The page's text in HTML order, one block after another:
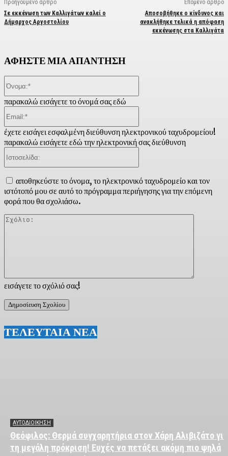
Προηγούμενο άρθρο
Σε εκκένωση των Καλλιγάτων καλεί ο
Δήμαρχος Αργοστολίου
Επόμενο άρθρο
Αποσοβήθηκε ο κίνδυνος και
ανακλήθηκε τελικά η απόφαση
εκκένωσης στα Καλλιγάτα
ΑΦΗΣΤΕ ΜΙΑ ΑΠΑΝΤΗΣΗ
εισάγετε το σχόλιό σας!
παρακαλώ εισάγετε το όνομά σας εδώ
έχετε εισάγει εσφαλμένη διεύθυνση ηλεκτρονικού ταχυδρομείου!
παρακαλώ εισάγετε εδώ την ηλεκτρονική σας διεύθυνση
αποθηκεύστε το όνομα, το ηλεκτρονικό ταχυδρομείο και τον
ιστότοπό μου σε αυτό το πρόγραμμα περιήγησης για την επόμενη
φορά που θα σχολιάσω.
ΤΕΛΕΥΤΑΙΑ ΝΕΑ
ΑΥΤΟΔΙΟΙΚΗΣΗ
Θεόφιλος: Θερμά συγχαρητήρια στον Χάρη Αλιβιζάτο για
τη μεγάλη πρόκριση! Ευχές να πετάξει ακόμη πιο ψηλά